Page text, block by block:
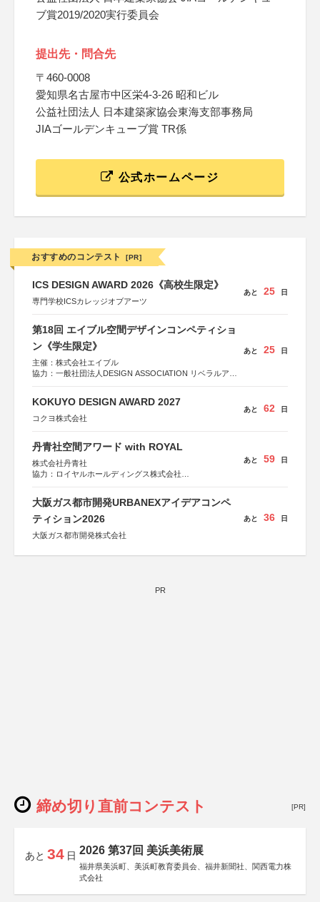
ブ賞2019/2020実行委員会
提出先・問合先
〒460-0008
愛知県名古屋市中区栄4-3-26 昭和ビル
公益社団法人 日本建築家協会東海支部事務局
JIAゴールデンキューブ賞 TR係
公式ホームページ
おすすめのコンテスト [PR]
ICS DESIGN AWARD 2026《高校生限定》
専門学校ICSカレッジオブアーツ
あと 25 日
第18回 エイブル空間デザインコンペティショ
ン《学生限定》
主催：株式会社エイブル
協力：一般社団法人DESIGN ASSOCIATION リベラルアー
あと 25 日
KOKUYO DESIGN AWARD 2027
コクヨ株式会社
あと 62 日
丹青社空間アワード with ROYAL
株式会社丹青社
協力：ロイヤルホールディングス株式会社
あと 59 日
大阪ガス都市開発URBANEXアイデアコンペ
ティション2026
大阪ガス都市開発株式会社
あと 36 日
PR
締め切り直前コンテスト [PR]
あと 34 日 2026 第37回 美浜美術展
福井県美浜町、美浜町教育委員会、福井新聞社、関西電力株
式会社